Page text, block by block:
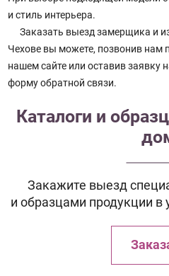
и стиль интерьера.
Заказать выезд замерщика и
Чехове вы можете, позвонив нам
нашем сайте или оставив заявку
форму обратной связи.
Каталоги и
Закажите выезд
и образцами продукции в